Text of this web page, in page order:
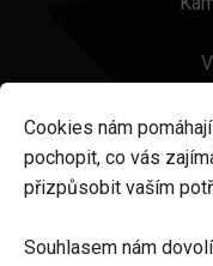
Cookies nám
pochopit, co vás
přizpůsobit vaším
Souhlasem nám